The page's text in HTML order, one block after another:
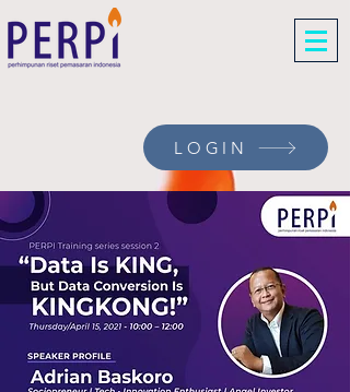
LOGIN